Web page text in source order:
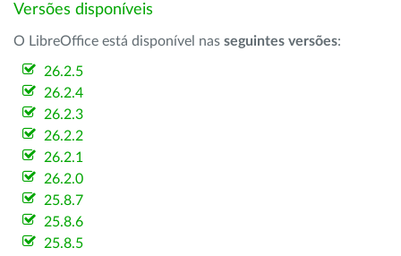
Versões disponíveis
O LibreOffice está disponível nas seguintes versões:
26.2.5
26.2.4
26.2.3
26.2.2
26.2.1
26.2.0
25.8.7
25.8.6
25.8.5